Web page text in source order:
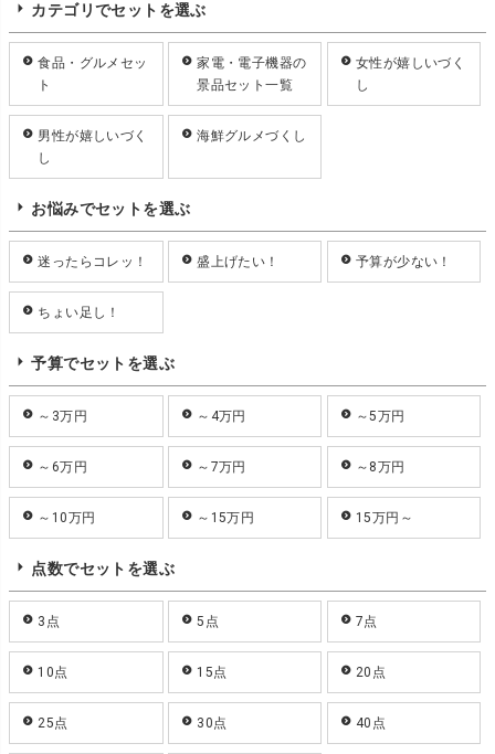
カテゴリでセットを選ぶ
食品・グルメセッ
ト
家電・電子機器の
景品セット一覧
女性が嬉しいづく
し
男性が嬉しいづく
し
海鮮グルメづくし
お悩みでセットを選ぶ
迷ったらコレッ！ 盛上げたい！ 予算が少ない！
ちょい足し！
予算でセットを選ぶ
～3万円 ～4万円 ～5万円
～6万円 ～7万円 ～8万円
～10万円 ～15万円 15万円～
点数でセットを選ぶ
3点 5点 7点
10点 15点 20点
25点 30点 40点